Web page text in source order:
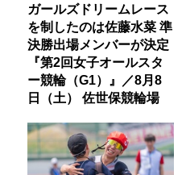
ガールズドリームレース
を制したのは佐藤水菜 準
決勝出場メンバーが決定
『第2回女子オールスタ
ー競輪（G1）』／8月8
日（土） 佐世保競輪場